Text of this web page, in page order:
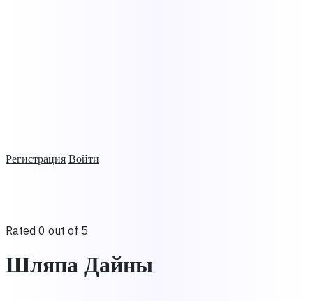
Регистрация Войти
Rated 0 out of 5
Шляпа Дайны